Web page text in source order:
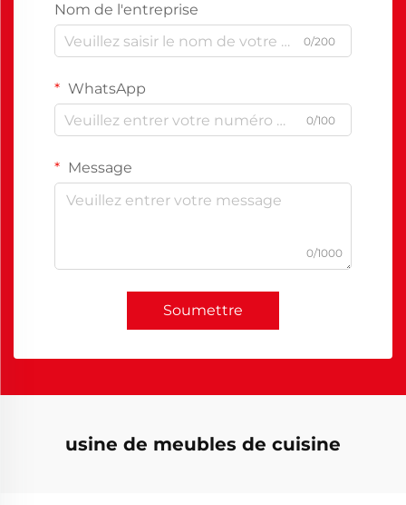
Nom de l'entreprise
0/200
WhatsApp
0/100
Message
0/1000
Soumettre
usine de meubles de cuisine